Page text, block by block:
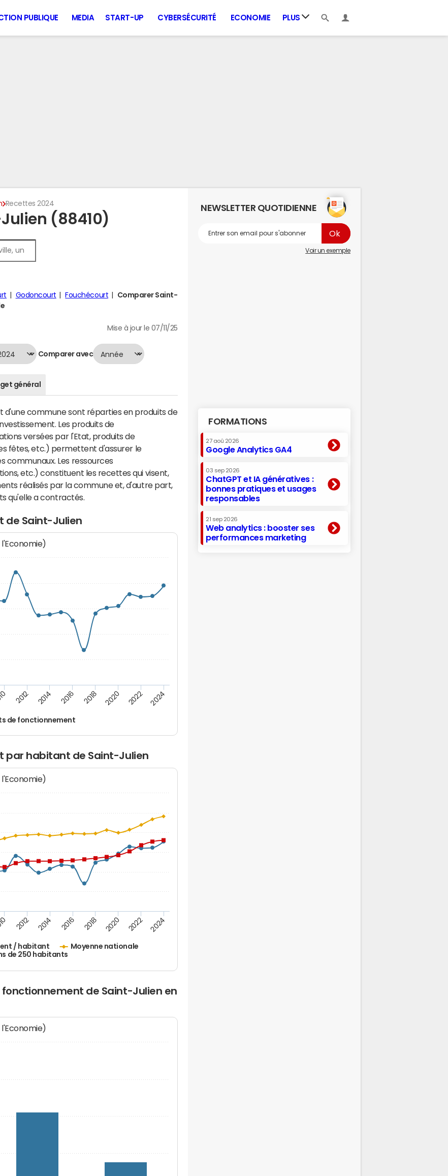
PUBLIQUE MEDIA START-UP CYBERSÉCURITÉ ECONOMIE PLUS
Recettes 2024
(88410)
Godoncourt Fouchécourt
Comparer Saint-
Mise à jour le 07/11/25
Comparer avec
général
d'une commune sont réparties en produits de
Les produits de
versées par l'Etat, produits de
fêtes, etc.) permettent d'assurer le
communaux. Les ressources
etc.) constituent les recettes qui visent,
réalisés par la commune et, d'autre part,
qu'elle a contractés.
de Saint-Julien
l'Economie)
de fonctionnement
2012 2014 2016 2018 2020 2022 2024
par habitant de Saint-Julien
l'Economie)
/ habitant
Moyenne nationale
de 250 habitants
2012 2014 2016 2018 2020 2022 2024
de Saint-Julien en
l'Economie)
NEWSLETTER QUOTIDIENNE
Voir un exemple
FORMATIONS
27 aoû 2026
Google Analytics GA4
03 sep 2026
ChatGPT et IA génératives :
bonnes pratiques et usages
responsables
21 sep 2026
Web analytics : booster ses
performances marketing